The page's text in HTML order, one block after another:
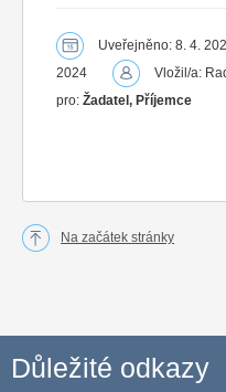
Uveřejněno: 8. 4.
2024
Vložil/a:
pro: Žadatel, Příjemce
Na začátek stránky
Důležité odkazy